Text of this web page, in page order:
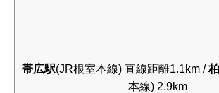
帯広駅(JR根室本線) 直線距離1.1km /
本線) 2.9km